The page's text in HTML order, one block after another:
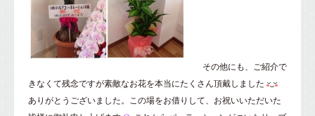
その他にも、ご紹介で
きなくて残念ですが素敵なお花を本当にたくさん頂戴しました
ありがとうございました。この場をお借りして、お祝いいただいた